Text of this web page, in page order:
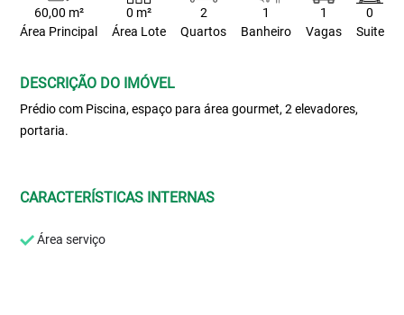
60,00 m²
Área Principal
0 m²
Área Lote
2
Quartos
1
Banheiro
1
Vagas
0
Suite
DESCRIÇÃO DO IMÓVEL
Prédio com Piscina, espaço para área gourmet, 2 elevadores,
portaria.
CARACTERÍSTICAS INTERNAS
Área serviço